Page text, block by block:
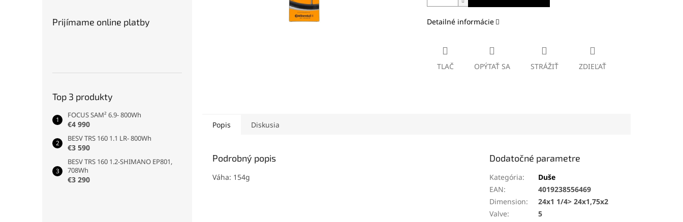
Prijímame online platby
Top 3 produkty
FOCUS SAM² 6.9- 800Wh
€4 990
BESV TRS 160 1.1 LR- 800Wh
€3 590
BESV TRS 160 1.2-SHIMANO EP801,
708Wh
€3 290
Detailné informácie
TLAČ OPÝTAŤ SA STRÁŽIŤ ZDIEĽAŤ
Popis Diskusia
Podrobný popis
Váha: 154g
Dodatočné parametre
Kategória:
Duše
EAN:
4019238556469
Dimension:
24x1 1/4> 24x1,75x2
Valve: 5